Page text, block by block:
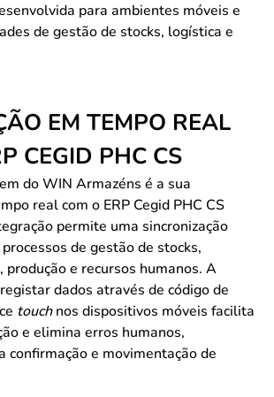
para ambientes móveis e
de gestão de stocks, logística e
EM TEMPO REAL
CEGID PHC CS
do WIN Armazéns é a sua
real com o ERP Cegid PHC CS
permite uma sincronização
de gestão de stocks,
produção e recursos humanos. A
dados através de código de
touchnos dispositivos móveis facilita
e elimina erros humanos,
confirmação e movimentação de